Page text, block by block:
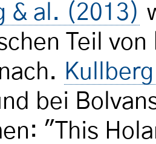
& al. (2013)
Teil von
bei
"This